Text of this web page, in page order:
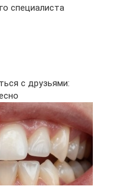
специалиста
с друзьями: